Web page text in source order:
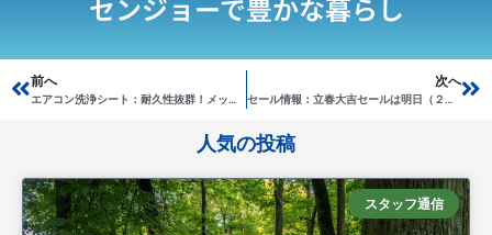
センジョーで豊かな暮らし
Prev
前へ
エアコン洗浄シート：耐久性抜群！メッシュ入り天カセ洗浄シート
次へ
セール情報：立春大吉セールは明日（２月２８日）まで
人気の投稿
スタッフ通信